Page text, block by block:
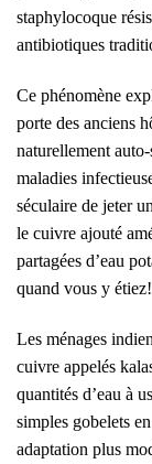
staphylocoque
antibiotiques
Ce phénomène
porte des anciens
naturellement
maladies
séculaire de jeter
le cuivre ajouté
partagées d’eau
quand vous y étiez!
Les ménages
cuivre appelés
quantités d’eau à
simples gobelets
adaptation plus